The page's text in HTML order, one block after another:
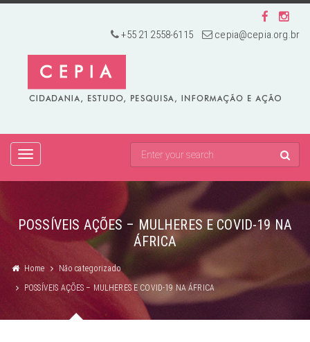
+55 21 2558-6115 cepia@cepia.org.br
TOGGLE
POSSÍVEIS AÇÕES – MULHERES E COVID-19 NA
ÁFRICA
Home
Não categorizado
POSSÍVEIS AÇÕES – MULHERES E COVID-19 NA ÁFRICA